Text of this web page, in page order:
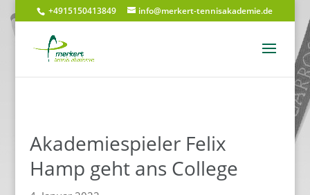
+4915150413849 info@merkert-tennisakademie.de
Akademiespieler Felix
Hamp geht ans College